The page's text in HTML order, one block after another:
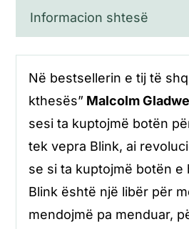
Informacion shtesë
Në bestsellerin e tij të
kthesës” Malcolm
sesi ta kuptojmë botën
tek vepra Blink, ai
se si ta kuptojmë botën e
Blink është një libër për
mendojmë pa menduar,